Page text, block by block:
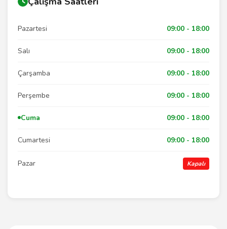
Pazartesi 09:00 - 18:00
Salı 09:00 - 18:00
Çarşamba 09:00 - 18:00
Perşembe 09:00 - 18:00
Cuma 09:00 - 18:00
Cumartesi 09:00 - 18:00
Pazar Kapalı